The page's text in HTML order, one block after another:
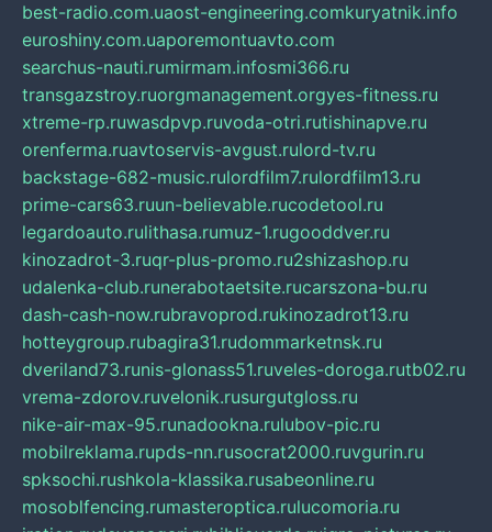
best-radio.com.uaost-engineering.comkuryatnik.info
euroshiny.com.uaporemontuavto.com
searchus-nauti.rumirmam.infosmi366.ru
transgazstroy.ruorgmanagement.orgyes-fitness.ru
xtreme-rp.ruwasdpvp.ruvoda-otri.rutishinapve.ru
orenferma.ruavtoservis-avgust.rulord-tv.ru
backstage-682-music.rulordfilm7.rulordfilm13.ru
prime-cars63.ruun-believable.rucodetool.ru
legardoauto.rulithasa.rumuz-1.rugooddver.ru
kinozadrot-3.ruqr-plus-promo.ru2shizashop.ru
udalenka-club.runerabotaetsite.rucarszona-bu.ru
dash-cash-now.rubravoprod.rukinozadrot13.ru
hotteygroup.rubagira31.rudommarketnsk.ru
dveriland73.runis-glonass51.ruveles-doroga.rutb02.ru
vrema-zdorov.ruvelonik.rusurgutgloss.ru
nike-air-max-95.runadookna.rulubov-pic.ru
mobilreklama.rupds-nn.rusocrat2000.ruvgurin.ru
spksochi.rushkola-klassika.rusabeonline.ru
mosoblfencing.rumasteroptica.rulucomoria.ru